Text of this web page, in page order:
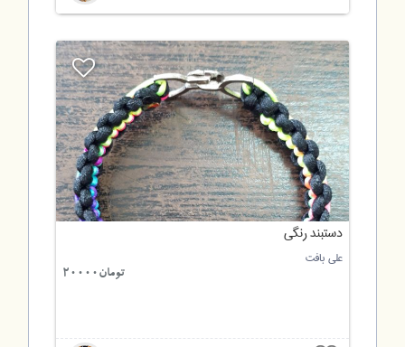
دستبند رنگی
علی بافت
تومان20000